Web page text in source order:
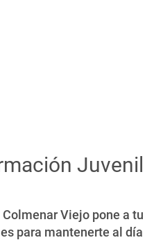
Juvenil
Viejo pone a tu
para mantenerte al día